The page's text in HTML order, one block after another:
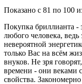
Показано с 81 по 100
Покупка бриллианта -
любого человека,
невероятной
только Вас на всём
внуков. Не зря
времени - они веками
свойства.